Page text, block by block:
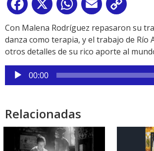
Facebook
X WhatsApp
Email
Link
Con Malena Rodríguez repasaron su
danza como terapia, y el trabajo de Río
otros detalles de su rico aporte al
Reproductor
de
00:00
Relacionadas